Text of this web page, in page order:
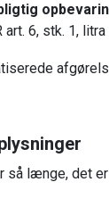
6, stk. 1, litra
så længe, det